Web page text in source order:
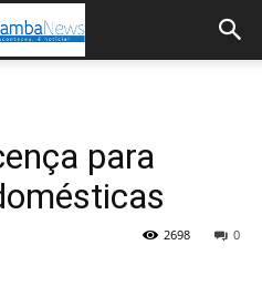
para
0
2698